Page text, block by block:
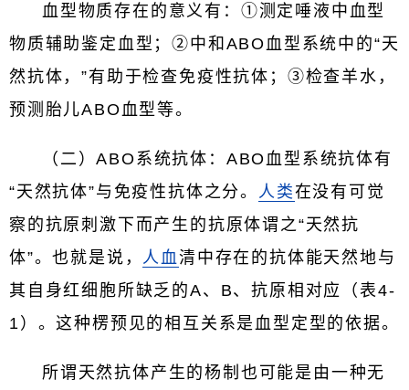
血型物质存在的意义有：①测定唾液中血型
物质辅助鉴定血型；②中和ABO血型系统中的“天
然抗体，”有助于检查免疫性抗体；③检查羊水，
预测胎儿ABO血型等。
（二）ABO系统抗体：ABO血型系统抗体有
“天然抗体”与免疫性抗体之分。 人类在没有可觉
察的抗原刺激下而产生的抗原体谓之“天然抗
体”。也就是说， 人血清中存在的抗体能天然地与
其自身红细胞所缺乏的A、B、抗原相对应（表4-
1）。这种楞预见的相互关系是血型定型的依据。
所谓天然抗体产生的杨制也可能是由一种无